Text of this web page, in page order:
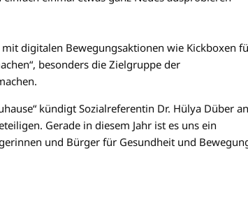
digitalen Bewegungsaktionen wie Kickboxen
besonders die Zielgruppe der
kündigt Sozialreferentin Dr. Hülya Düber
Gerade in diesem Jahr ist es uns ein
und Bürger für Gesundheit und